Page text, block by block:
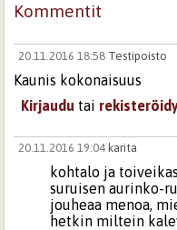
Kommentit
20.11.2016 18:58 Testipoisto
Kaunis kokonaisuus
Kirjaudu tai
20.11.2016 19:04 karita
kohtalo ja
suruisen aurinko-
jouheaa menoa,
hetkin miltein